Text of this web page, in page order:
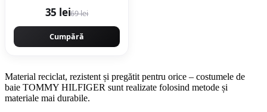
35 lei69 lei
Cumpără
Material reciclat, rezistent și pregătit pentru orice – costumele de
baie TOMMY HILFIGER sunt realizate folosind metode și
materiale mai durabile.